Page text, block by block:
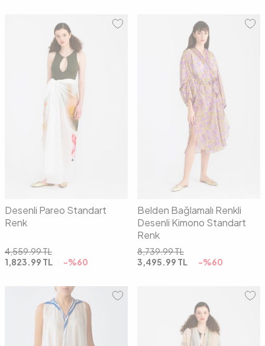
00
Desenli Pareo Standart
Renk
4,559.99TL
1,823.99 TL -%60
01 02
Belden Bağlamalı Renkli
Desenli Kimono Standart
Renk
8,739.99TL
3,495.99 TL -%60